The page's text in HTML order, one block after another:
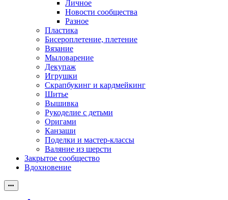
Личное
Новости сообщества
Разное
Пластика
Бисероплетение, плетение
Вязание
Мыловарение
Декупаж
Игрушки
Скрапбукинг и кардмейкинг
Шитье
Вышивка
Рукоделие с детьми
Оригами
Канзаши
Поделки и мастер-классы
Валяние из шерсти
Закрытое сообщество
Вдохновение